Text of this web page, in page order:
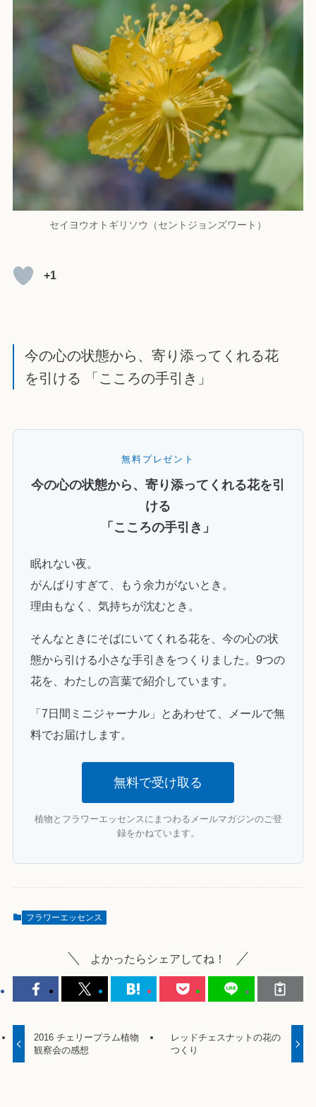
セイヨウオトギリソウ（セントジョンズワート）
+1
今の心の状態から、寄り添ってくれる花
を引ける 「こころの手引き」
無料プレゼント
今の心の状態から、寄り添ってくれる花を引
ける
「こころの手引き」
眠れない夜。
がんばりすぎて、もう余力がないとき。
理由もなく、気持ちが沈むとき。
そんなときにそばにいてくれる花を、今の心の状
態から引ける小さな手引きをつくりました。9つの
花を、わたしの言葉で紹介しています。
「7日間ミニジャーナル」とあわせて、メールで無
料でお届けします。
無料で受け取る
植物とフラワーエッセンスにまつわるメールマガジンのご登
録をかねています。
フラワーエッセンス
よかったらシェアしてね！
2016 チェリープラム植物
観察会の感想
レッドチェスナットの花の
つくり